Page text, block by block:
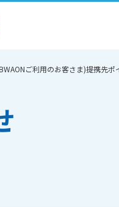
ご利用のお客さま)提携先